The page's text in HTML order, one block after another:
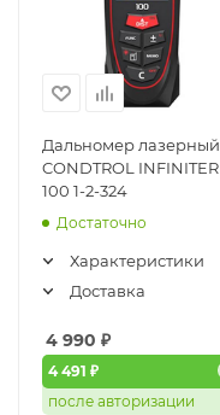
Дальномер лазерный
CONDTROL INFINITER
100 1-2-324
Достаточно
Характеристики
Доставка
4 990 ₽
4 491 ₽
после авторизации